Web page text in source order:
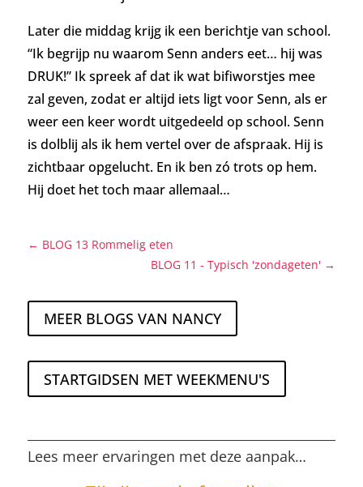
Later die middag krijg ik een berichtje van school.
“Ik begrijp nu waarom Senn anders eet… hij was
DRUK!” Ik spreek af dat ik wat bifiworstjes mee
zal geven, zodat er altijd iets ligt voor Senn, als er
weer een keer wordt uitgedeeld op school. Senn
is dolblij als ik hem vertel over de afspraak. Hij is
zichtbaar opgelucht. En ik ben zó trots op hem.
Hij doet het toch maar allemaal…
← BLOG 13 Rommelig eten
BLOG 11 - Typisch 'zondageten'→
MEER BLOGS VAN NANCY
STARTGIDSEN MET WEEKMENU'S
Lees meer ervaringen met deze aanpak…